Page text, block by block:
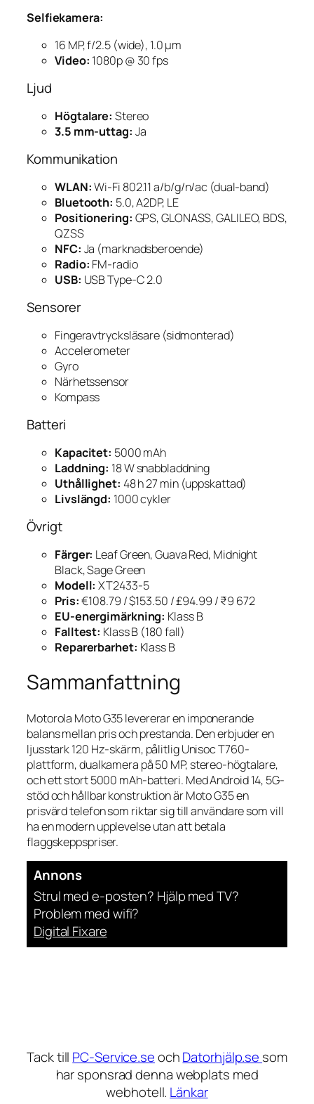
Selfiekamera:
16 MP, f/2.5 (wide), 1.0 µm
Video: 1080p @ 30 fps
Ljud
Högtalare: Stereo
3.5 mm-uttag: Ja
Kommunikation
WLAN:Wi-Fi 802.11 a/b/g/n/ac (dual-band)
Bluetooth: 5.0, A2DP, LE
Positionering: GPS, GLONASS, GALILEO, BDS,
QZSS
NFC: Ja (marknadsberoende)
Radio: FM-radio
USB: USB Type-C 2.0
Sensorer
Fingeravtrycksläsare (sidmonterad)
Accelerometer
Gyro
Närhetssensor
Kompass
Batteri
Kapacitet: 5000 mAh
Laddning: 18 W snabbladdning
Uthållighet: 48 h 27 min (uppskattad)
Livslängd: 1000 cykler
Övrigt
Färger: Leaf Green, Guava Red, Midnight
Black, Sage Green
Modell: XT2433-5
Pris:€108.79 / $153.50 / £94.99 / ₹9 672
EU-energimärkning: Klass B
Falltest: Klass B (180 fall)
Reparerbarhet: Klass B
Sammanfattning
Motorola Moto G35 levererar en imponerande
balans mellan pris och prestanda. Den erbjuder en
ljusstark 120 Hz-skärm, pålitlig Unisoc T760-
plattform, dualkamera på 50 MP, stereo-högtalare,
och ett stort 5000 mAh-batteri. Med Android 14, 5G-
stöd och hållbar konstruktion är Moto G35 en
prisvärd telefon som riktar sig till användare som vill
ha en modern upplevelse utan att betala
flaggskepps­priser.
Annons
Strul med e-posten? Hjälp med TV?
Problem med wifi?
Digital Fixare
Tack till PC-Service.seochDatorhjälp.se som
har sponsrad denna webplats med
webhotell. Länkar